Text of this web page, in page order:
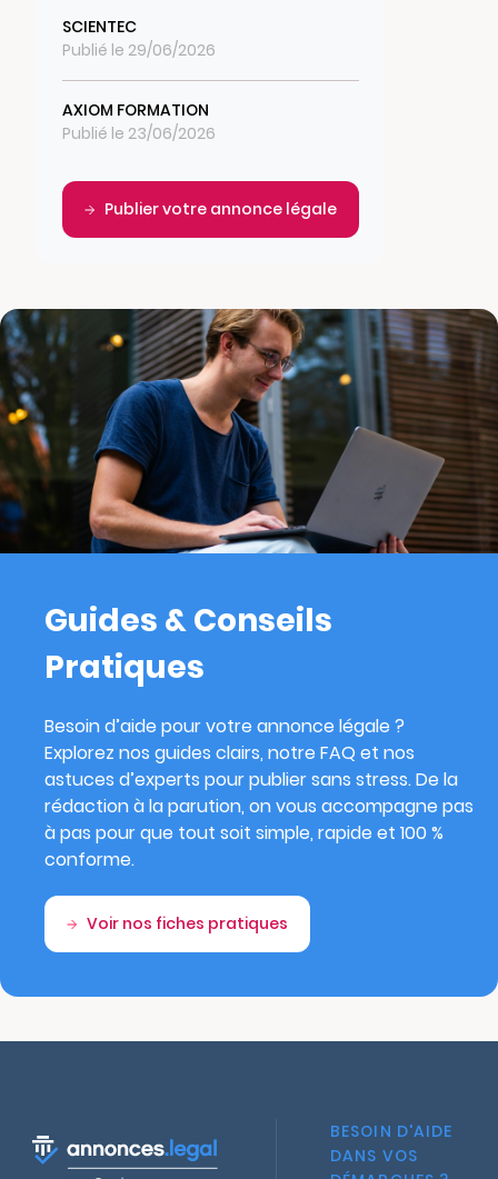
SCIENTEC
Publié le 29/06/2026
AXIOM FORMATION
Publié le 23/06/2026
Publier votre annonce légale
Guides & Conseils
Pratiques
Besoin d’aide pour votre annonce légale ?
Explorez nos guides clairs, notre FAQ et nos
astuces d’experts pour publier sans stress. De la
rédaction à la parution, on vous accompagne pas
à pas pour que tout soit simple, rapide et 100 %
conforme.
Voir nos fiches pratiques
BESOIN D'AIDE
DANS VOS